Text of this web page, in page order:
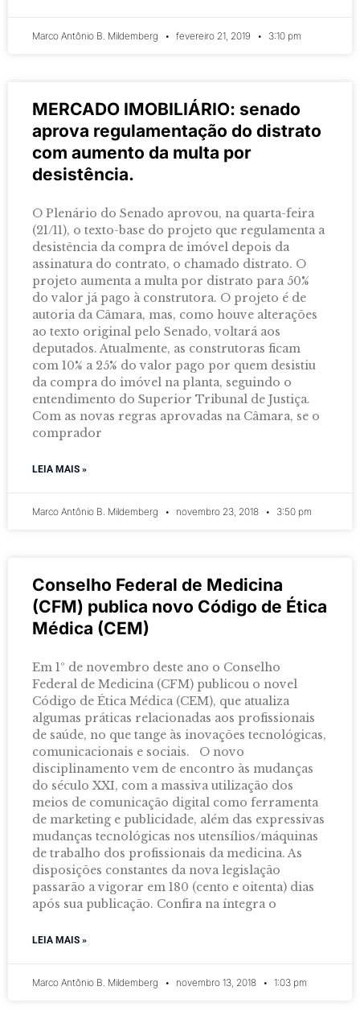
Marco Antônio B. Mildemberg fevereiro 21, 2019 3:10 pm
MERCADO IMOBILIÁRIO: senado
aprova regulamentação do distrato
com aumento da multa por
desistência.
O Plenário do Senado aprovou, na quarta-feira
(21/11), o texto-base do projeto que regulamenta a
desistência da compra de imóvel depois da
assinatura do contrato, o chamado distrato. O
projeto aumenta a multa por distrato para 50%
do valor já pago à construtora. O projeto é de
autoria da Câmara, mas, como houve alterações
ao texto original pelo Senado, voltará aos
deputados. Atualmente, as construtoras ficam
com 10% a 25% do valor pago por quem desistiu
da compra do imóvel na planta, seguindo o
entendimento do Superior Tribunal de Justiça.
Com as novas regras aprovadas na Câmara, se o
comprador
LEIA MAIS »
Marco Antônio B. Mildemberg novembro 23, 2018 3:50 pm
Conselho Federal de Medicina
(CFM) publica novo Código de Ética
Médica (CEM)
Em 1º de novembro deste ano o Conselho
Federal de Medicina (CFM) publicou o novel
Código de Ética Médica (CEM), que atualiza
algumas práticas relacionadas aos profissionais
de saúde, no que tange às inovações tecnológicas,
comunicacionais e sociais. O novo
disciplinamento vem de encontro às mudanças
do século XXI, com a massiva utilização dos
meios de comunicação digital como ferramenta
de marketing e publicidade, além das expressivas
mudanças tecnológicas nos utensílios/máquinas
de trabalho dos profissionais da medicina. As
disposições constantes da nova legislação
passarão a vigorar em 180 (cento e oitenta) dias
após sua publicação. Confira na íntegra o
LEIA MAIS »
Marco Antônio B. Mildemberg novembro 13, 2018 1:03 pm